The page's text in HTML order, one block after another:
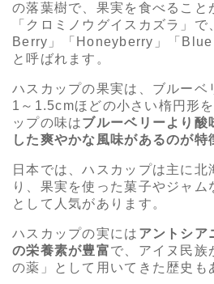
の落葉樹で、果実を食べること
「クロミノウグイスカズラ」
Berry」「Honeyberry」「
と呼ばれます。
ハスカップの果実は、ブルーベ
1～1.5cmほどの小さい楕円形
ップの味はブルーベリーより酸
した爽やかな風味があるのが特
日本では、ハスカップは主に北
り、果実を使った菓子やジャム
として人気があります。
ハスカップの実には アントシア
の栄養素が豊富で、アイヌ民族
の薬」として用いてきた歴史も